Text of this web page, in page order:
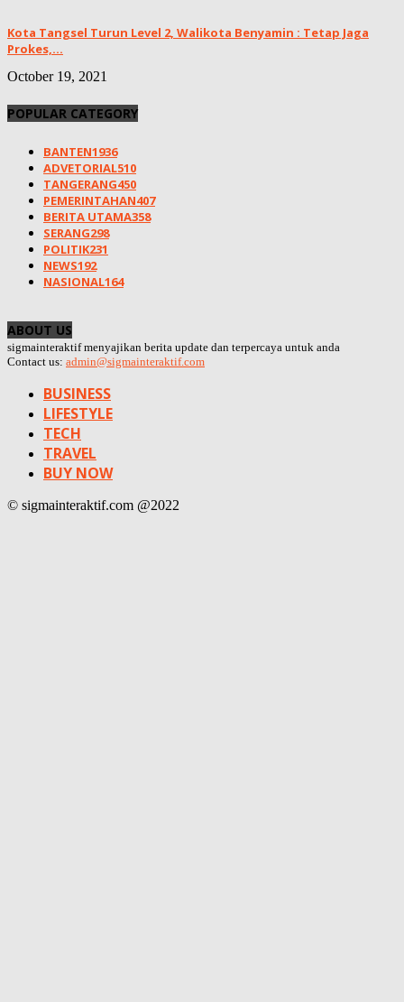
Kota Tangsel Turun Level 2, Walikota Benyamin : Tetap Jaga
Prokes,...
October 19, 2021
POPULAR CATEGORY
BANTEN1936
ADVETORIAL510
TANGERANG450
PEMERINTAHAN407
BERITA UTAMA358
SERANG298
POLITIK231
NEWS192
NASIONAL164
ABOUT US
sigmainteraktif menyajikan berita update dan terpercaya untuk anda
Contact us: admin@sigmainteraktif.com
BUSINESS
LIFESTYLE
TECH
TRAVEL
BUY NOW
© sigmainteraktif.com @2022